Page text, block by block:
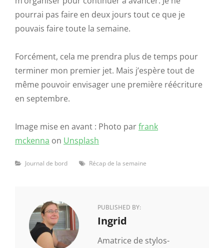
pourrai pas faire en deux jours tout ce que je
pouvais faire toute la semaine.
Forcément, cela me prendra plus de temps pour
terminer mon premier jet. Mais j’espère tout de
même pouvoir envisager une première réécriture
en septembre.
Image mise en avant : Photo parfrank
mckenna on Unsplash
Categories
Journal de bord Tags
Récap de la semaine
PUBLISHED BY:
Author:
Ingrid
Amatrice de stylos-